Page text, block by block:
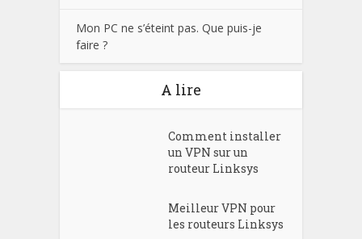
Mon PC ne s’éteint pas. Que puis-je
faire ?
A lire
Comment installer
un VPN sur un
routeur Linksys
Meilleur VPN pour
les routeurs Linksys